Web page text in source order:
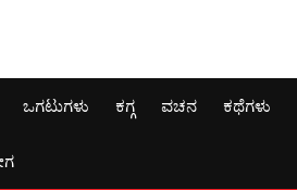
ಒಗಟುಗಳು ಕಗ್ಗ ವಚನ ಕಥೆಗಳು